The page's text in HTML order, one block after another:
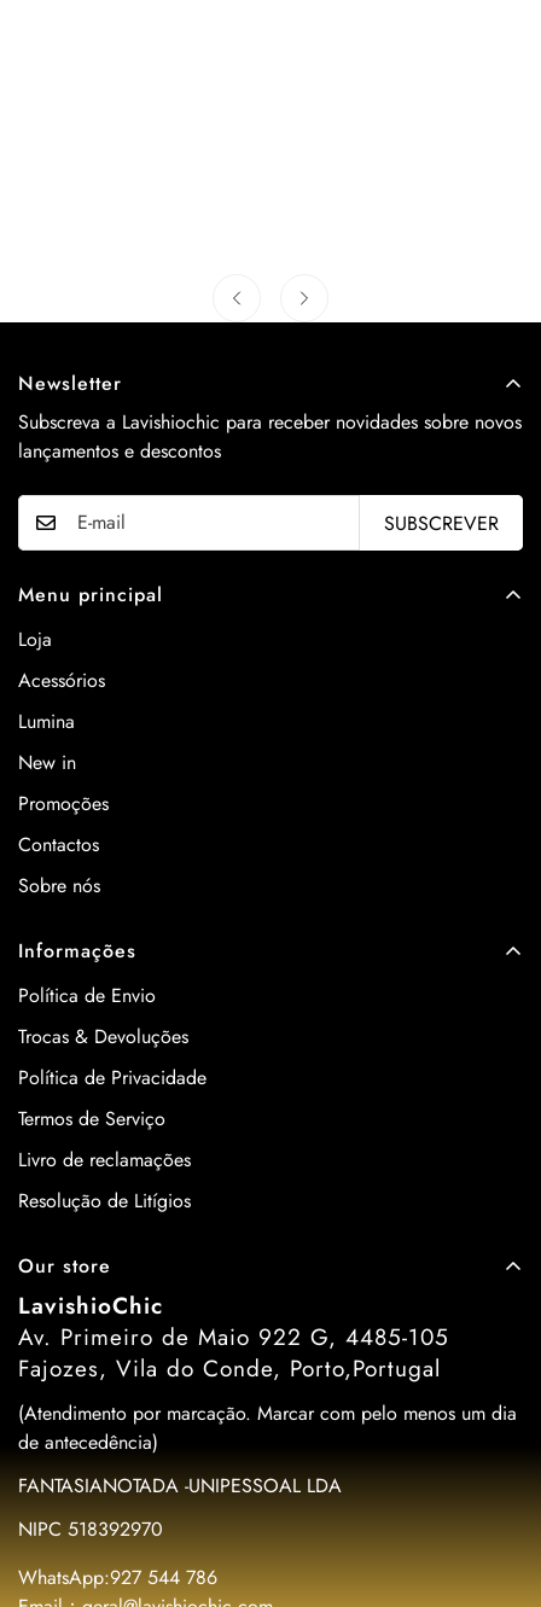
Newsletter
Subscreva a Lavishiochic para receber novidades sobre novos
lançamentos e descontos
SUBSCREVER
Menu principal
Loja
Acessórios
Lumina
New in
Promoções
Contactos
Sobre nós
Informações
Política de Envio
Trocas & Devoluções
Política de Privacidade
Termos de Serviço
Livro de reclamações
Resolução de Litígios
Our store
LavishioChic
Av. Primeiro de Maio 922 G, 4485-105
Fajozes, Vila do Conde, Porto,Portugal
(Atendimento por marcação. Marcar com pelo menos um dia
de antecedência)
FANTASIANOTADA -UNIPESSOAL LDA
NIPC 518392970
WhatsApp:927 544 786